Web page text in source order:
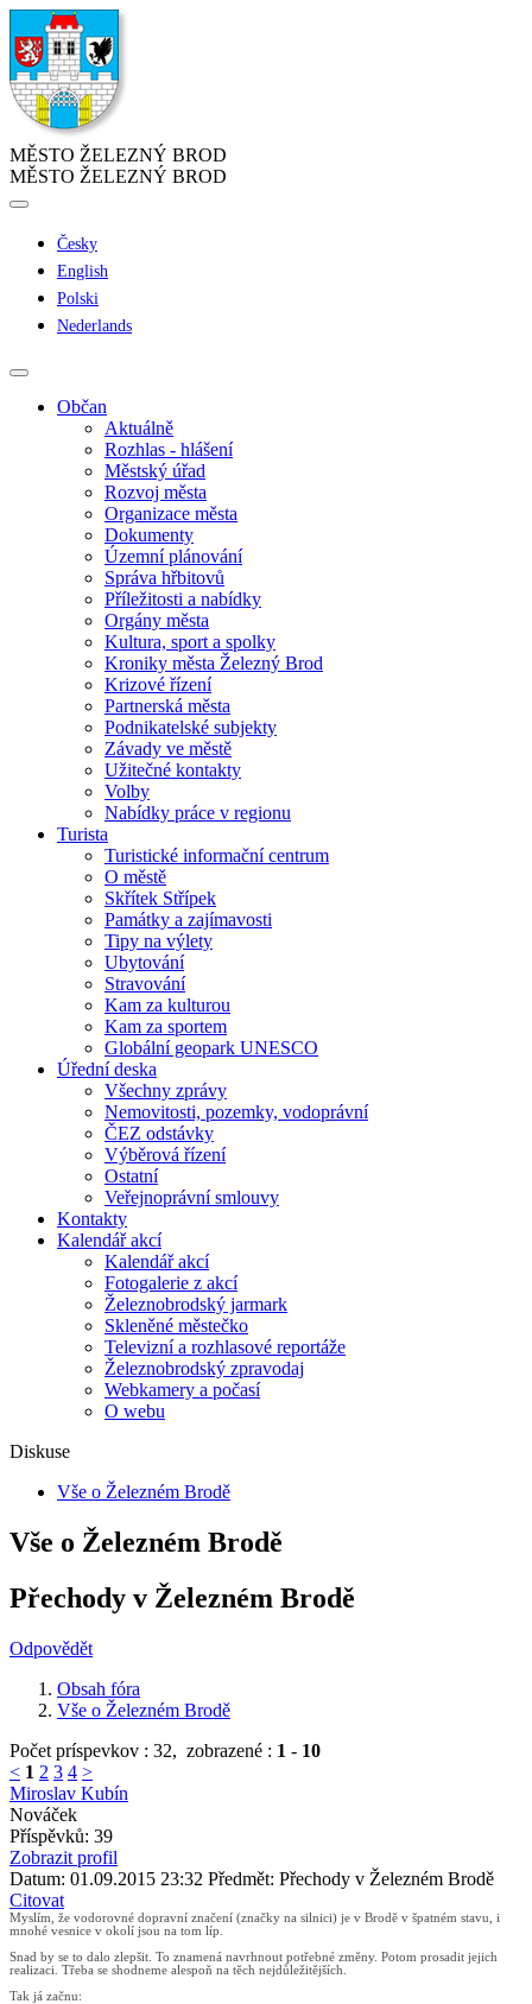
MĚSTO ŽELEZNÝ BROD
MĚSTO ŽELEZNÝ BROD
Česky
English
Polski
Nederlands
Občan
Aktuálně
Rozhlas - hlášení
Městský úřad
Rozvoj města
Organizace města
Dokumenty
Územní plánování
Správa hřbitovů
Příležitosti a nabídky
Orgány města
Kultura, sport a spolky
Kroniky města Železný Brod
Krizové řízení
Partnerská města
Podnikatelské subjekty
Závady ve městě
Užitečné kontakty
Volby
Nabídky práce v regionu
Turista
Turistické informační centrum
O městě
Skřítek Střípek
Památky a zajímavosti
Tipy na výlety
Ubytování
Stravování
Kam za kulturou
Kam za sportem
Globální geopark UNESCO
Úřední deska
Všechny zprávy
Nemovitosti, pozemky, vodoprávní
ČEZ odstávky
Výběrová řízení
Ostatní
Veřejnoprávní smlouvy
Kontakty
Kalendář akcí
Kalendář akcí
Fotogalerie z akcí
Železnobrodský jarmark
Skleněné městečko
Televizní a rozhlasové reportáže
Železnobrodský zpravodaj
Webkamery a počasí
O webu
Diskuse
Vše o Železném Brodě
Vše o Železném Brodě
Přechody v Železném Brodě
Odpovědět
Obsah fóra
Vše o Železném Brodě
Počet príspevkov : 32, zobrazené : 1 - 10
< 1 2 3 4 >
Miroslav Kubín
Nováček
Příspěvků: 39
Zobrazit profil
Datum: 01.09.2015 23:32 Předmět: Přechody v Železném Brodě
Citovat
Myslím, že vodorovné dopravní značení (značky na silnici) je v Brodě v špatném stavu, i
mnohé vesnice v okolí jsou na tom líp.
Snad by se to dalo zlepšit. To znamená navrhnout potřebné změny. Potom prosadit jejich
realizaci. Třeba se shodneme alespoň na těch nejdůležitějších.
Tak já začnu: